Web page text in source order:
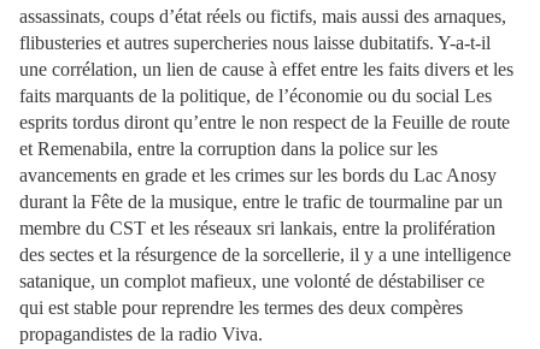
assassinats, coups d’état réels ou fictifs, mais aussi des arnaques,
flibusteries et autres supercheries nous laisse dubitatifs. Y-a-t-il
une corrélation, un lien de cause à effet entre les faits divers et les
faits marquants de la politique, de l’économie ou du social Les
esprits tordus diront qu’entre le non respect de la Feuille de route
et Remenabila, entre la corruption dans la police sur les
avancements en grade et les crimes sur les bords du Lac Anosy
durant la Fête de la musique, entre le trafic de tourmaline par un
membre du CST et les réseaux sri lankais, entre la prolifération
des sectes et la résurgence de la sorcellerie, il y a une intelligence
satanique, un complot mafieux, une volonté de déstabiliser ce
qui est stable pour reprendre les termes des deux compères
propagandistes de la radio Viva.